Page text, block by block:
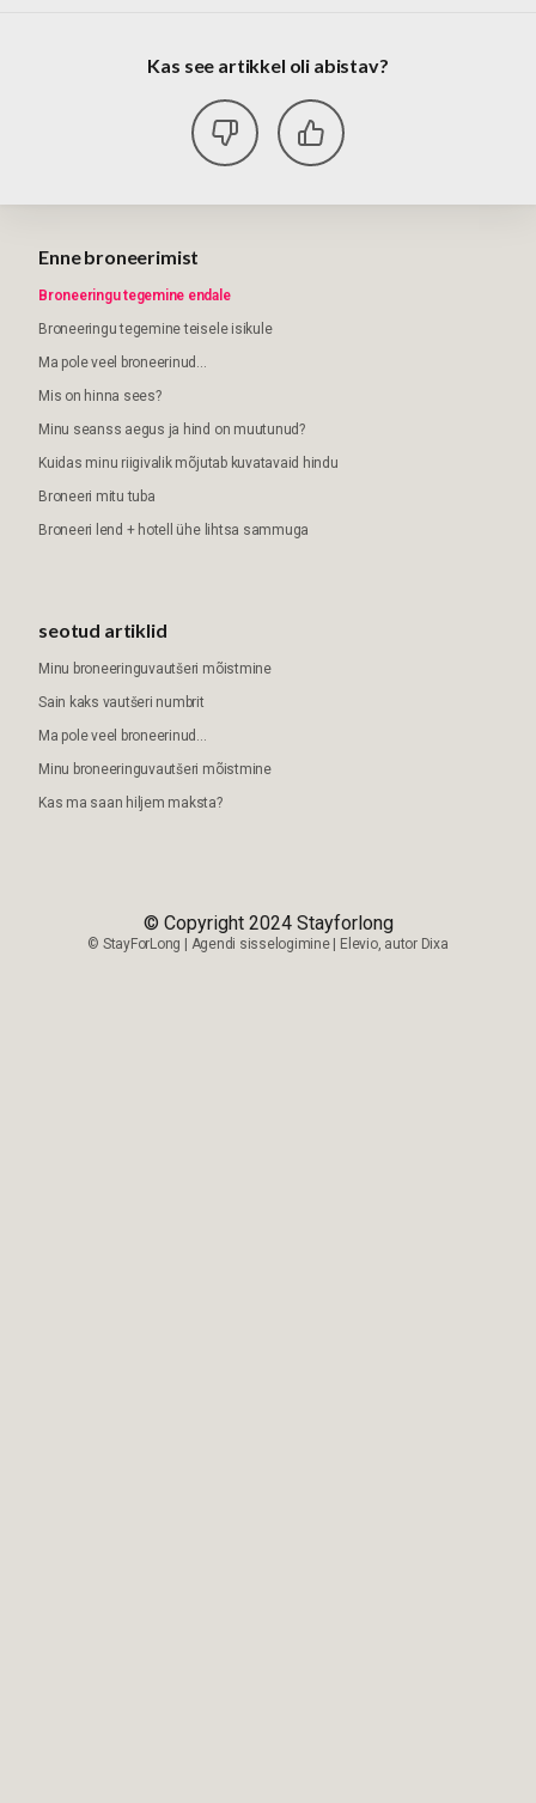
Kas see artikkel oli abistav?
Enne broneerimist
Broneeringu tegemine endale
Broneeringu tegemine teisele isikule
Ma pole veel broneerinud...
Mis on hinna sees?
Minu seanss aegus ja hind on muutunud?
Kuidas minu riigivalik mõjutab kuvatavaid hindu
Broneeri mitu tuba
Broneeri lend + hotell ühe lihtsa sammuga
seotud artiklid
Minu broneeringuvautšeri mõistmine
Sain kaks vautšeri numbrit
Ma pole veel broneerinud...
Minu broneeringuvautšeri mõistmine
Kas ma saan hiljem maksta?
© Copyright 2024 Stayforlong
© StayForLong | Agendi sisselogimine| Elevio, autor Dixa